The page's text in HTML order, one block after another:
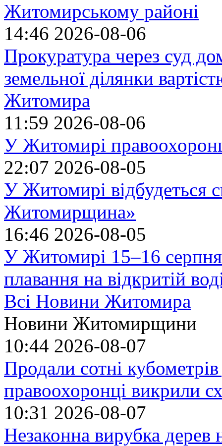
Житомирському районі
14:46 2026-08-06
Прокуратура через суд
земельної ділянки
Житомира
11:59 2026-08-06
У Житомирі
22:07 2026-08-05
У Житомирі відбудеться
Житомирщина»
16:46 2026-08-05
У Житомирі 15–16 серпня
плавання на відкритій
Всі Новини Житомира
Новини Житомирщини
10:44 2026-08-07
Продали сотні
правоохоронці викрили
10:31 2026-08-07
Незаконна вирубка